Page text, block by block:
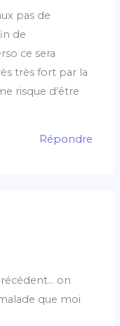
pas de
de
ce sera
très fort par la
risque d’être
Répondre
on
que moi